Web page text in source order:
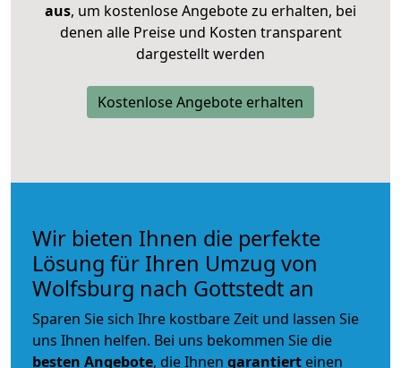
aus, um kostenlose Angebote zu erhalten, bei
denen alle Preise und Kosten transparent
dargestellt werden
Kostenlose Angebote erhalten
Wir bieten Ihnen die perfekte
Lösung für Ihren Umzug von
Wolfsburg nach Gottstedt an
Sparen Sie sich Ihre kostbare Zeit und lassen Sie
uns Ihnen helfen. Bei uns bekommen Sie die
besten Angebote, die Ihnen garantiert einen